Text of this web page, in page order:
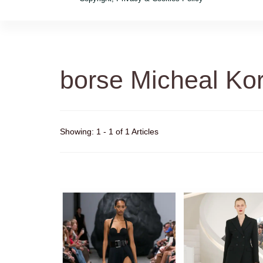
borse Micheal
Showing: 1 - 1 of 1 Articles